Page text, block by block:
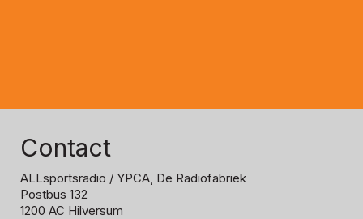
Contact
ALLsportsradio / YPCA, De Radiofabriek
Postbus 132
1200 AC Hilversum